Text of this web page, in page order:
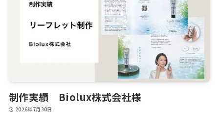
制作実績 Biolux株式会社様
2026年7月30日